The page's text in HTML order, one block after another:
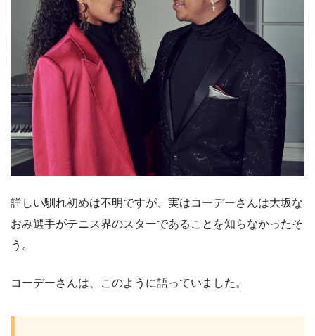
詳しい馴れ初めは不明ですが、実はコーデーさんは大坂な
おみ選手がテニス界のスターであることを知らなかったそ
う。
コーデーさんは、このように語っていました。